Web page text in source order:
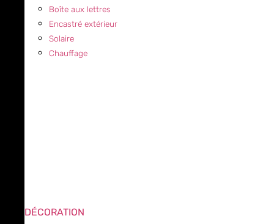
Boîte aux lettres
Encastré extérieur
Solaire
Chauffage
DÉCORATION